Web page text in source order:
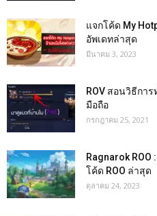
แจกโค้ด My
อัพเดทล่าสุด
มีนาคม 3, 2023
ROV สอนวิธีกา
มือถือ
กรกฎาคม 25, 2021
Ragnarok
โค้ด ROO ล่าสุด
ตุลาคม 24, 2023